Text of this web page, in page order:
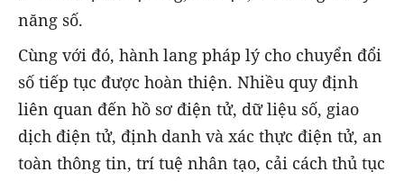
năng số.
Cùng với đó, hành lang pháp lý cho chuyển đổi
số tiếp tục được hoàn thiện. Nhiều quy định
liên quan đến hồ sơ điện tử, dữ liệu số, giao
dịch điện tử, định danh và xác thực điện tử, an
toàn thông tin, trí tuệ nhân tạo, cải cách thủ tục